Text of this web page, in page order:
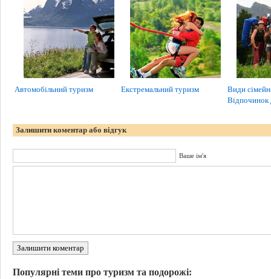
Автомобільний туризм Екстремальний туризм
Види
Залишити коментар або відгук
Ваше ім'я
Залишити коментар
Популярні теми про туризм та подорожі: